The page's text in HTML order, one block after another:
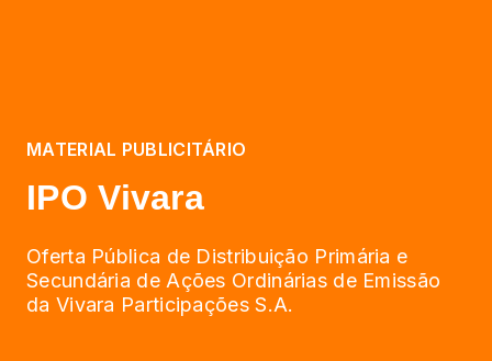
MATERIAL PUBLICITÁRIO
IPO Vivara
Oferta Pública de Distribuição Primária e
Secundária de Ações Ordinárias de Emissão
da Vivara Participações S.A.